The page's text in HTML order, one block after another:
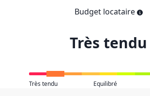
Budget locataire
Très tendu
Très tendu Equilibré